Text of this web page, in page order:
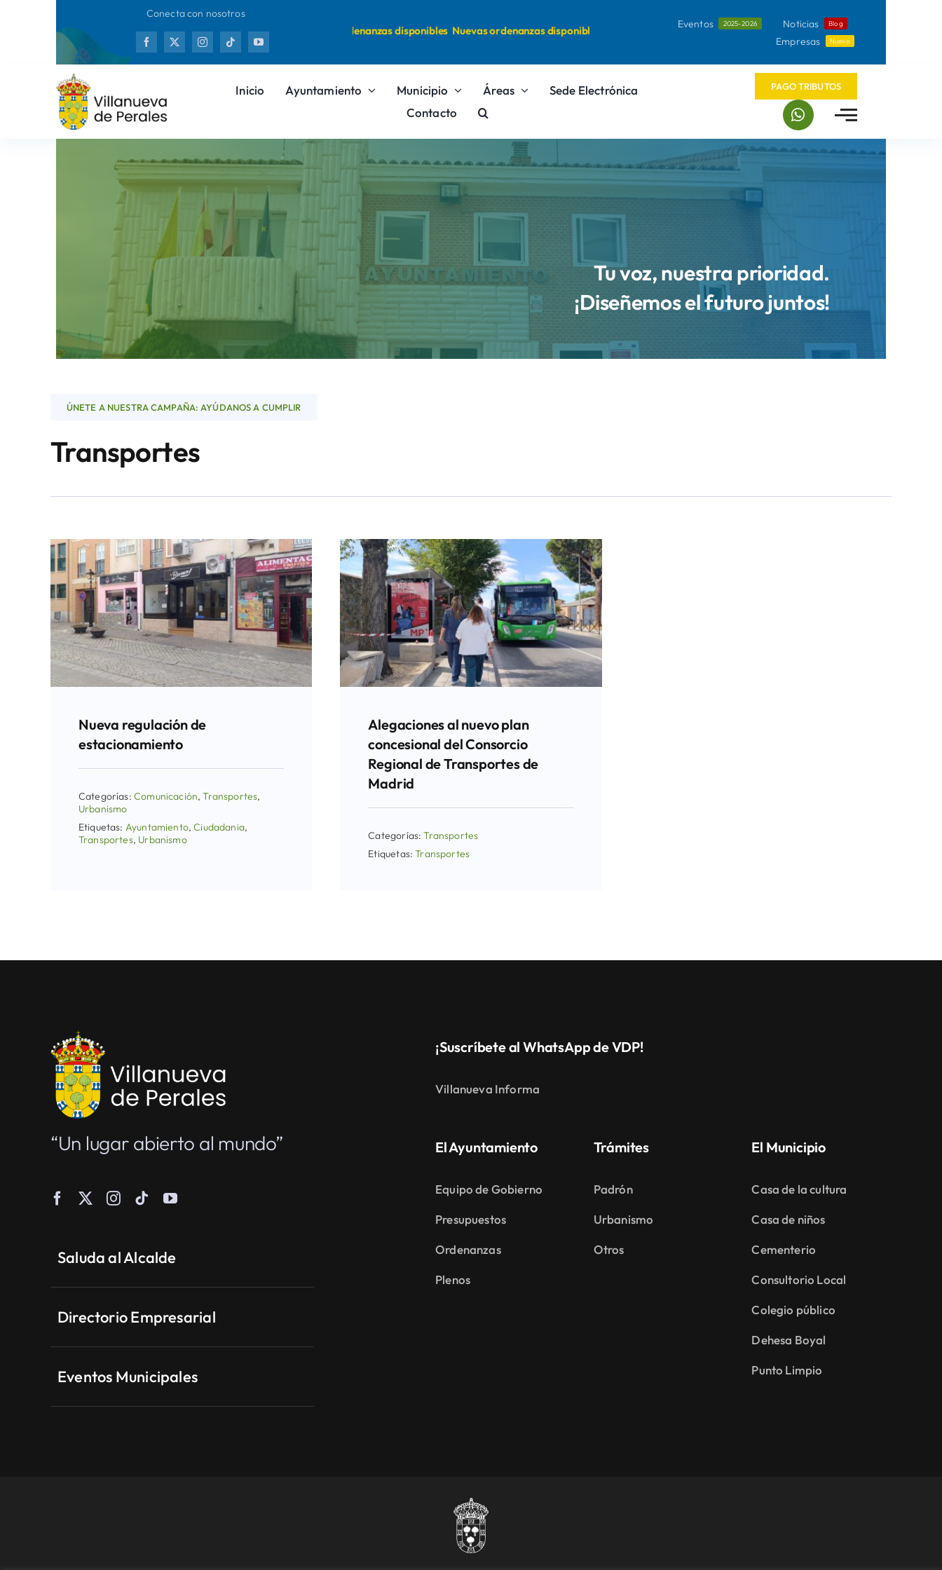
Conecta con nosotros
Nuevas ordenanzas disponibles Nuevas ordenanzas disponibles Eventos 2025-2026 Noticias Blog
Empresas Nuevo
Inicio Ayuntamiento Municipio Áreas
Sede Electrónica
Contacto
PAGO TRIBUTOS
Tu voz, nuestra prioridad.
¡Diseñemos el futuro juntos!
ÚNETE A NUESTRA CAMPAÑA: AYÚDANOS A CUMPLIR
Transportes
Nueva regulación de
estacionamiento
Categorías: Comunicación,Transportes,
Urbanismo
Etiquetas: Ayuntamiento,Ciudadania,
Transportes, Urbanismo
Alegaciones al nuevo plan
concesional del Consorcio
Regional de Transportes de
Madrid
Categorías:Transportes
Etiquetas:Transportes
“Un lugar abierto al mundo”
Saluda al Alcalde
Directorio Empresarial
Eventos Municipales
¡Suscríbete al WhatsApp de VDP!
Villanueva Informa
El Ayuntamiento
Equipo de Gobierno
Presupuestos
Ordenanzas
Plenos
Trámites
Padrón
Urbanismo
Otros
El Municipio
Casa de la cultura
Casa de niños
Cementerio
Consultorio Local
Colegio público
Dehesa Boyal
Punto Limpio